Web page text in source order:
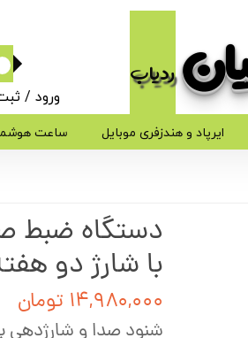
ردیاب
ورود /
حساب
خروج از
ایرپاد و هندزفری موبایل ساعت
دستگاه ضبط
با شارژ دو
۱۴,۹۸۰,۰۰۰ تومان